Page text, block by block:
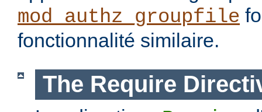
mod_authz_groupfile
fonctionnalité similaire.
The Require